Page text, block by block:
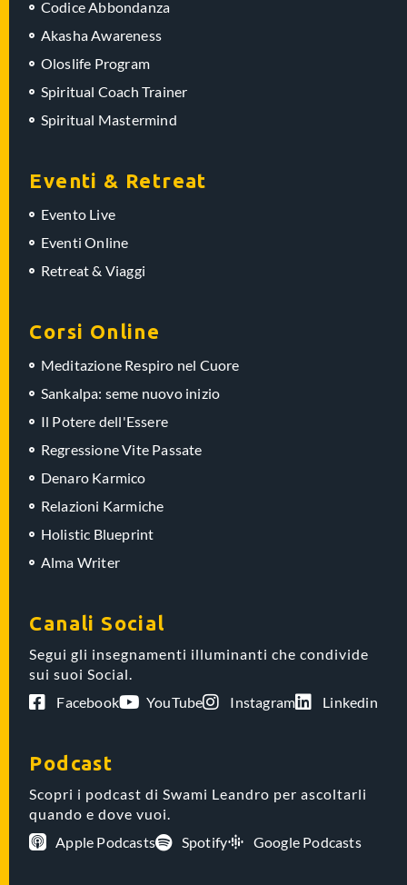
Codice Abbondanza
Akasha Awareness
Oloslife Program
Spiritual Coach Trainer
Spiritual Mastermind
Eventi & Retreat
Evento Live
Eventi Online
Retreat & Viaggi
Corsi Online
Meditazione Respiro nel Cuore
Sankalpa: seme nuovo inizio
Il Potere dell'Essere
Regressione Vite Passate
Denaro Karmico
Relazioni Karmiche
Holistic Blueprint
Alma Writer
Canali Social
Segui gli insegnamenti illuminanti che condivide
sui suoi Social.
Facebook
YouTube Instagram Linkedin
Podcast
Scopri i podcast di Swami Leandro per ascoltarli
quando e dove vuoi.
Apple Podcasts
Spotify Google Podcasts